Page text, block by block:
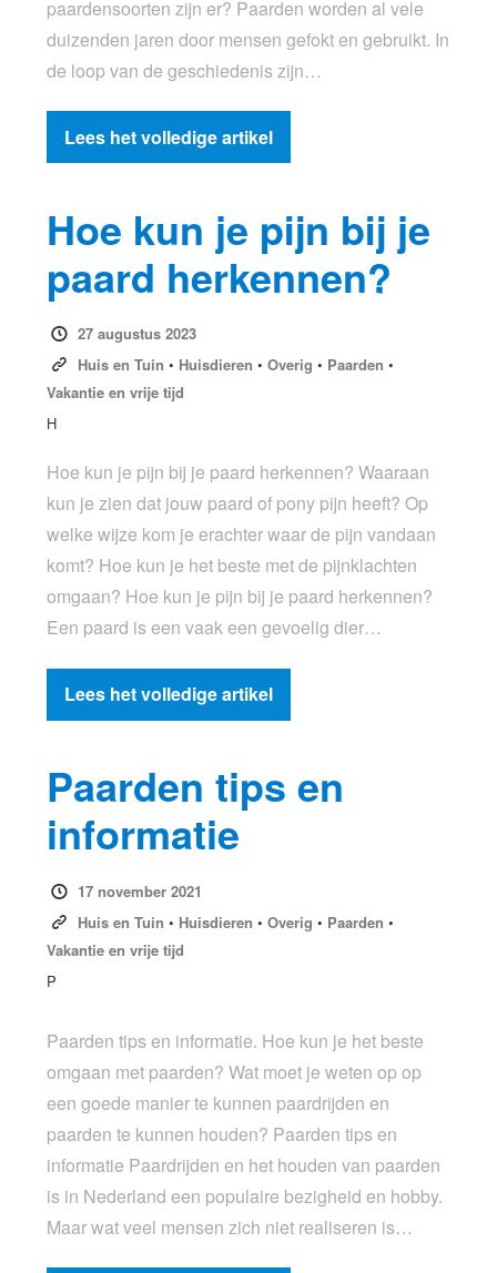
paardensoorten zijn er? Paarden worden al vele
duizenden jaren door mensen gefokt en gebruikt. In
de loop van de geschiedenis zijn…
Lees het volledige artikel
Hoe kun je pijn bij je
paard herkennen?
27 augustus 2023
Huis en Tuin • Huisdieren • Overig • Paarden •
Vakantie en vrije tijd
H
Hoe kun je pijn bij je paard herkennen? Waaraan
kun je zien dat jouw paard of pony pijn heeft? Op
welke wijze kom je erachter waar de pijn vandaan
komt? Hoe kun je het beste met de pijnklachten
omgaan? Hoe kun je pijn bij je paard herkennen?
Een paard is een vaak een gevoelig dier…
Lees het volledige artikel
Paarden tips en
informatie
17 november 2021
Huis en Tuin • Huisdieren • Overig • Paarden •
Vakantie en vrije tijd
P
Paarden tips en informatie. Hoe kun je het beste
omgaan met paarden? Wat moet je weten op op
een goede manier te kunnen paardrijden en
paarden te kunnen houden? Paarden tips en
informatie Paardrijden en het houden van paarden
is in Nederland een populaire bezigheid en hobby.
Maar wat veel mensen zich niet realiseren is…